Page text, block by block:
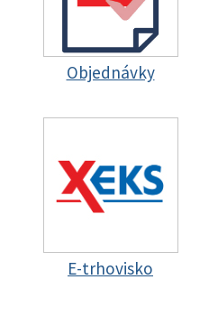
Objednávky
E-trhovisko